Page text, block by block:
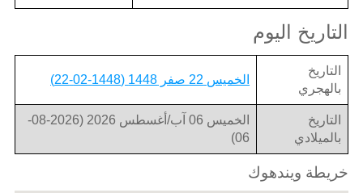
التاريخ اليوم
التاريخ
بالهجري
الخميس 22 صفر 1448 (1448-02-22)
التاريخ
بالميلادي
الخميس 06 آب/أغسطس 2026 (2026-08-
06)
خريطة ويندهوك